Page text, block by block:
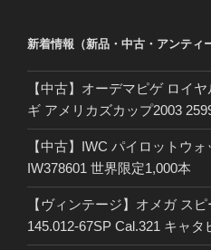
新着情報（新品・中古・アンティ
【中古】オーデマピゲ ロイ
ギ アメリカズカップ2003
【中古】IWC パイロットウ
IW378601 世界限定1,000本
【ヴィンテージ】オメガ ス
145.012-67SP Cal.321 キャタ